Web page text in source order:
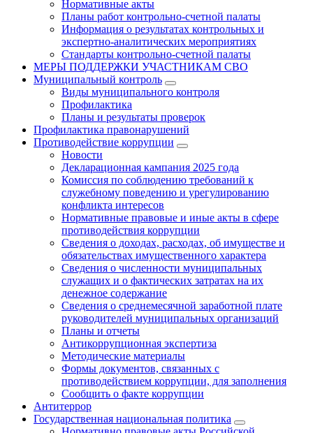
Нормативные акты
Планы работ контрольно-счетной палаты
Информация о результатах контрольных и
экспертно-аналитических мероприятиях
Стандарты контрольно-счетной палаты
МЕРЫ ПОДДЕРЖКИ УЧАСТНИКАМ СВО
Муниципальный контроль
Виды муниципального контроля
Профилактика
Планы и результаты проверок
Профилактика правонарушений
Противодействие коррупции
Новости
Декларационная кампания 2025 года
Комиссия по соблюдению требований к
служебному поведению и урегулированию
конфликта интересов
Нормативные правовые и иные акты в сфере
противодействия коррупции
Сведения о доходах, расходах, об имуществе и
обязательствах имущественного характера
Сведения о численности муниципальных
служащих и о фактических затратах на их
денежное содержание
Сведения о среднемесячной заработной плате
руководителей муниципальных организаций
Планы и отчеты
Антикоррупционная экспертиза
Методические материалы
Формы документов, связанных с
противодействием коррупции, для заполнения
Сообщить о факте коррупции
Антитеррор
Государственная национальная политика